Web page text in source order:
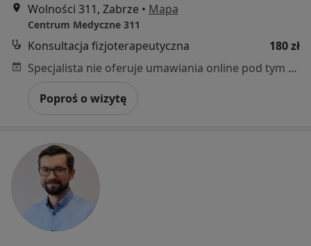
Wolności 311, Zabrze • Mapa
Centrum Medyczne 311
Konsultacja fizjoterapeutyczna
180 zł
Specjalista nie oferuje umawiania online pod tym adresem.
Poproś o wizytę